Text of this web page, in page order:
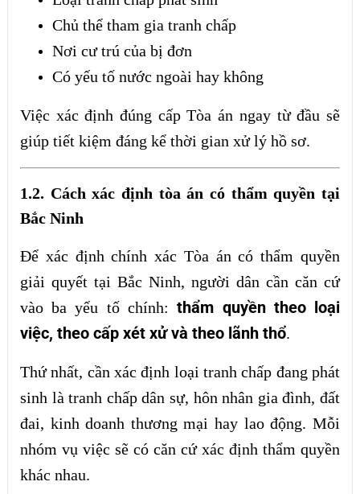
Chủ thể tham gia tranh chấp
Nơi cư trú của bị đơn
Có yếu tố nước ngoài hay không
Việc xác định đúng cấp Tòa án ngay từ đầu sẽ
giúp tiết kiệm đáng kể thời gian xử lý hồ sơ.
1.2. Cách xác định tòa án có thẩm quyền tại
Bắc Ninh
Để xác định chính xác Tòa án có thẩm quyền
giải quyết tại Bắc Ninh, người dân cần căn cứ
vào ba yếu tố chính:thẩm quyền theo loại
việc, theo cấp xét xử và theo lãnh thổ.
Thứ nhất, cần xác định loại tranh chấp đang phát
sinh là tranh chấp dân sự, hôn nhân gia đình, đất
đai, kinh doanh thương mại hay lao động. Mỗi
nhóm vụ việc sẽ có căn cứ xác định thẩm quyền
khác nhau.